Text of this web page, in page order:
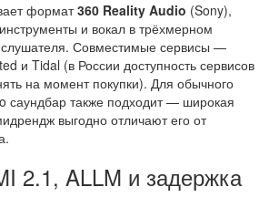
формат360 Reality Audio (Sony),
и вокал в трёхмерном
слушателя. Совместимые сервисы —
и Tidal (в России доступность сервисов
на момент покупки). Для обычного
саундбар также подходит — широкая
выгодно отличают его от
2.1, ALLM и задержка